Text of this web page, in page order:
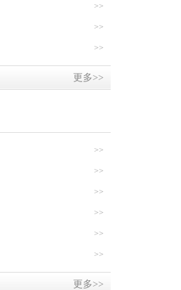
>>
>>
>>
更多>>
>>
>>
>>
>>
>>
>>
更多>>